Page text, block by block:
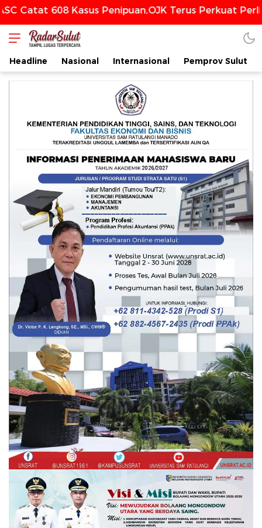
Kasus Penipuan,OJK Terus Perkuat Perlindungan
Headline Nasional Internasional Pemprov Sulut